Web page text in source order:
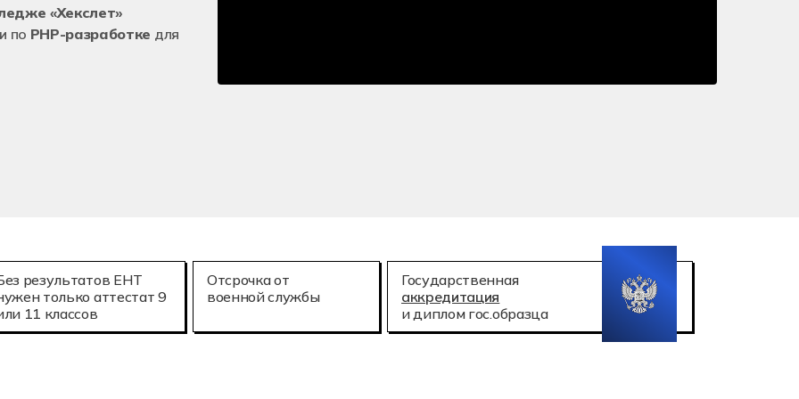
«Хекслет»
по PHP-разработке для
Государственная
аккредитация
и диплом гос.образца
Отсрочка от
военной службы
результатов ЕНТ
только аттестат 9
11 классов